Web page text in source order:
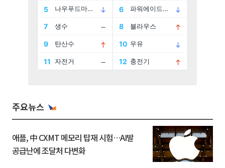
주요뉴스
애플, 中 CXMT 메모리 탑재 시험…AI발
공급난에 조달처 다변화